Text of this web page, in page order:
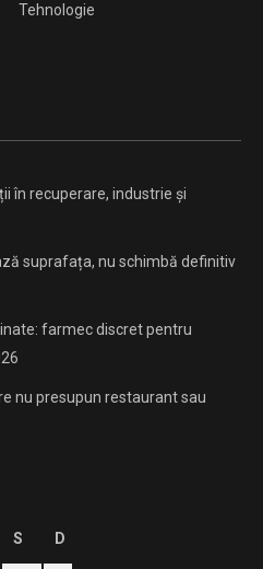
Tehnologie
în recuperare, industrie și
suprafața, nu schimbă definitiv
farmec discret pentru
nu presupun restaurant sau
S D